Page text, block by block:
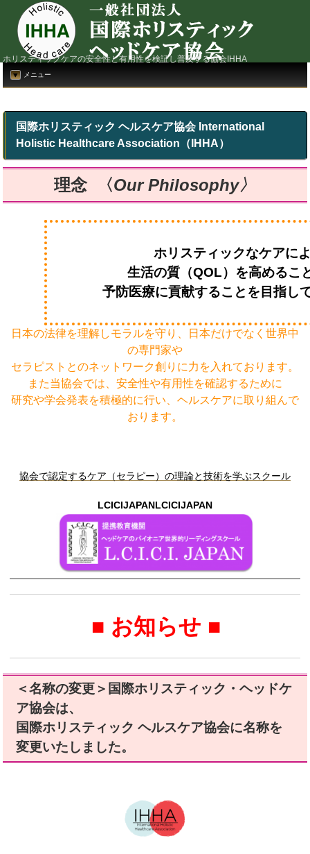
ホリスティックケアの安全性と有用性を検証し普及する協会IHHA
メニュー
国際ホリスティック ヘルスケア協会 International
Holistic Healthcare Association（IHHA）
理念 〈Our Philosophy〉
ホリスティックなケアに
生活の質（QOL）を高めるこ
予防医療に貢献することを目指し
日本の法律を理解しモラルを守り、日本だけでなく世界中
の専門家や
セラピストとのネットワーク創りに力を入れております。
また当協会では、安全性や有用性を確認するために
研究や学会発表を積極的に行い、ヘルスケアに取り組んで
おります。
協会で認定するケア（セラピー）の理論と技術を学ぶスクール
LCICIJAPANLCICIJAPAN
■ お知らせ ■
＜名称の変更＞国際ホリスティック・ヘッドケ
ア協会は、
国際ホリスティック ヘルスケア協会に名称を
変更いたしました。